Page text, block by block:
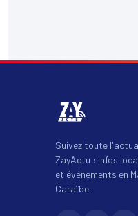
Suivez toute
ZayActu : infos
et événements en
Caraïbe.